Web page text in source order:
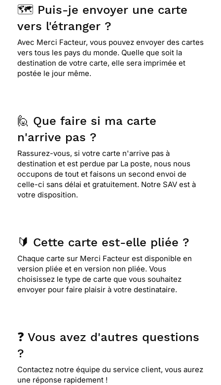
🗺️ Puis-je envoyer une carte
vers l'étranger ?
Avec Merci Facteur, vous pouvez envoyer des cartes
vers tous les pays du monde. Quelle que soit la
destination de votre carte, elle sera imprimée et
postée le jour même.
🙋 Que faire si ma carte
n'arrive pas ?
Rassurez-vous, si votre carte n'arrive pas à
destination et est perdue par La poste, nous nous
occupons de tout et faisons un second envoi de
celle-ci sans délai et gratuitement. Notre SAV est à
votre disposition.
🔰 Cette carte est-elle pliée ?
Chaque carte sur Merci Facteur est disponible en
version pliée et en version non pliée. Vous
choisissez le type de carte que vous souhaitez
envoyer pour faire plaisir à votre destinataire.
❓ Vous avez d'autres questions
?
Contactez notre équipe du service client, vous aurez
une réponse rapidement !